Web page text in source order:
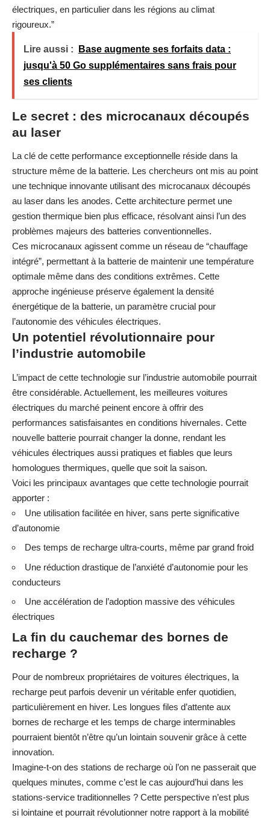
électriques, en particulier dans les régions au climat
rigoureux.”
Lire aussi :
Base augmente ses forfaits data :
jusqu'à 50 Go supplémentaires sans frais pour
ses clients
Le secret : des microcanaux découpés
au laser
La clé de cette performance exceptionnelle réside dans la
structure même de la batterie. Les chercheurs ont mis au point
une technique innovante utilisant des microcanaux découpés
au laser dans les anodes. Cette architecture permet une
gestion thermique bien plus efficace, résolvant ainsi l’un des
problèmes majeurs des batteries conventionnelles.
Ces microcanaux agissent comme un réseau de “chauffage
intégré”, permettant à la batterie de maintenir une température
optimale même dans des conditions extrêmes. Cette
approche ingénieuse préserve également la densité
énergétique de la batterie, un paramètre crucial pour
l’autonomie des véhicules électriques.
Un potentiel révolutionnaire pour
l’industrie automobile
L’impact de cette technologie sur l’industrie automobile pourrait
être considérable. Actuellement, les meilleures voitures
électriques du marché peinent encore à offrir des
performances satisfaisantes en conditions hivernales. Cette
nouvelle batterie pourrait changer la donne, rendant les
véhicules électriques aussi pratiques et fiables que leurs
homologues thermiques, quelle que soit la saison.
Voici les principaux avantages que cette technologie pourrait
apporter :
Une utilisation facilitée en hiver, sans perte significative
d’autonomie
Des temps de recharge ultra-courts, même par grand froid
Une réduction drastique de l’anxiété d’autonomie pour les
conducteurs
Une accélération de l’adoption massive des véhicules
électriques
La fin du cauchemar des bornes de
recharge ?
Pour de nombreux propriétaires de voitures électriques, la
recharge peut parfois devenir un véritable enfer quotidien,
particulièrement en hiver. Les longues files d’attente aux
bornes de recharge et les temps de charge interminables
pourraient bientôt n’être qu’un lointain souvenir grâce à cette
innovation.
Imagine-t-on des stations de recharge où l’on ne passerait que
quelques minutes, comme c’est le cas aujourd’hui dans les
stations-service traditionnelles ? Cette perspective n’est plus
si lointaine et pourrait révolutionner notre rapport à la mobilité